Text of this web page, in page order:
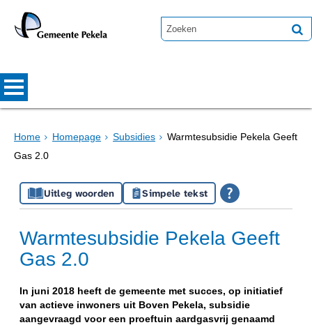
Home Homepage Subsidies
Warmtesubsidie Pekela Geeft
Gas 2.0
Uitleg woorden Simpele tekst
Warmtesubsidie Pekela Geeft
Gas 2.0
In juni 2018 heeft de gemeente met succes, op initiatief
van actieve inwoners uit Boven Pekela, subsidie
aangevraagd voor een proeftuin aardgasvrij genaamd